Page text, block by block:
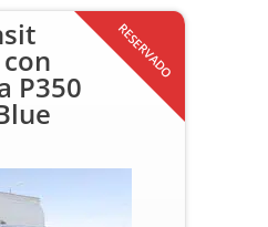
RESERVADO
P350